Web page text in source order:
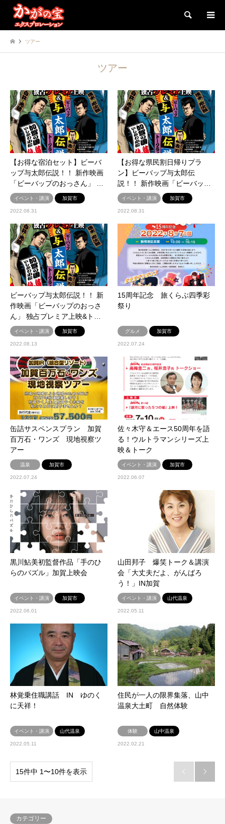
検索
ツアー
ツアー
【お得な宿泊セット】ビーバ
ップ与太郎伝説！！ 新作映画
「ビーバップのおっさん」 …
イベント・講演 加賀市
2022.08.31
【お得な県民割日帰りプラ
ン】ビーバップ与太郎伝
説！！ 新作映画「ビーバッ…
イベント・講演 加賀市
2022.08.31
ビーバップ与太郎伝説！！ 新
作映画「ビーバップのおっさ
ん」 独占プレミア上映&ト…
イベント・講演 加賀市
2022.08.13
15周年記念 旅くらぶ四季彩
祭り
グルメ 加賀市
2022.07.24
缶詰サスペンスプラン 加賀
百万石・ワンズ 現地視察ツ
アー
温泉 加賀市
2022.07.24
佐々木守＆エース50周年を語
る！ウルトラマンシリーズ上
映＆トーク
イベント・講演 加賀市
2022.06.07
黒川鮎美初監督作品「手のひ
らのパズル」加賀上映会
イベント・講演 加賀市
2022.06.01
山田邦子 爆笑トーク＆講演
会「大丈夫だよ、がんばろ
う！」IN加賀
イベント・講演 山代温泉
2022.05.11
林覚乗住職講話 IN ゆのく
に天祥！
イベント・講演 山代温泉
2022.05.11
住民が一人の限界集落、山中
温泉大土町 自然体験
体験 山中温泉
2022.02.21
15件中 1〜10件を表示  
カテゴリー